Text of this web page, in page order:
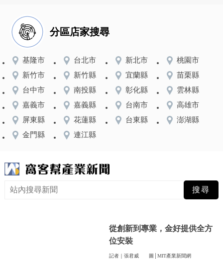
分區店家搜尋
基隆市 台北市 新北市
桃園市
新竹市
新竹縣 宜蘭縣
苗栗縣
台中市
南投縣 彰化縣
雲林縣
嘉義市
嘉義縣 台南市
高雄市
屏東縣
花蓮縣 台東縣
澎湖縣
金門縣
連江縣
從創新到專業，金好提供全方
位安裝
記者｜張君威 圖│MIT產業新聞網